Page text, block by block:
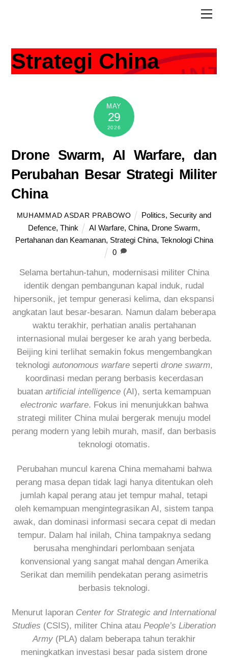
Strategi China
MAY
29
2026
Drone Swarm, AI Warfare, dan
Perubahan Besar Strategi Militer
China
MUHAMMAD ASDAR PRABOWO Politics, Security and
Defence, Think AI Warfare,China, Drone Swarm,
Pertahanan dan Keamanan, Strategi China, Teknologi China
0
Selama bertahun-tahun, modernisasi militer China
identik dengan pembangunan kapal induk, rudal
hipersonik, jet tempur generasi kelima, dan ekspansi
angkatan laut besar-besaran. Namun dalam beberapa
waktu terakhir, perhatian analis pertahanan
internasional mulai bergeser ke arah yang berbeda.
Beijing kini terlihat semakin fokus mengembangkan
teknologi autonomous warfareseperti drone swarm,
koordinasi medan perang berbasis kecerdasan
buatan artificial intelligence (AI), serta kemampuan
electronic warfare. Fokus ini menunjukkan bahwa
strategi militer China mulai bergerak menuju model
perang modern yang lebih murah, masif, dan berbasis
teknologi otomatis.
Perubahan muncul karena China memahami bahwa
perang masa depan tidak lagi hanya ditentukan oleh
jumlah kapal perang atau jet tempur mahal, tetapi
oleh kemampuan mengintegrasikan AI, sistem tanpa
awak, dan dominasi informasi secara cepat di medan
tempur. Dalam hal inilah, China tampaknya sedang
berusaha menghindari perlombaan senjata
konvensional yang sangat mahal dengan Amerika
Serikat dan memilih pendekatan perang asimetris
berbasis teknologi.
Menurut laporan Center for Strategic and International
Studies (CSIS), militer China atau People’s Liberation
Army (PLA) dalam beberapa tahun terakhir
meningkatkan investasi besar pada sistem drone